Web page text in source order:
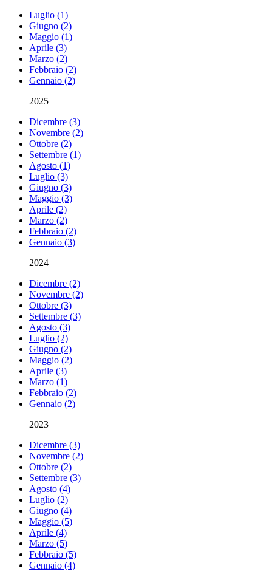
Luglio (1)
Giugno (2)
Maggio (1)
Aprile (3)
Marzo (2)
Febbraio (2)
Gennaio (2)
2025
Dicembre (3)
Novembre (2)
Ottobre (2)
Settembre (1)
Agosto (1)
Luglio (3)
Giugno (3)
Maggio (3)
Aprile (2)
Marzo (2)
Febbraio (2)
Gennaio (3)
2024
Dicembre (2)
Novembre (2)
Ottobre (3)
Settembre (3)
Agosto (3)
Luglio (2)
Giugno (2)
Maggio (2)
Aprile (3)
Marzo (1)
Febbraio (2)
Gennaio (2)
2023
Dicembre (3)
Novembre (2)
Ottobre (2)
Settembre (3)
Agosto (4)
Luglio (2)
Giugno (4)
Maggio (5)
Aprile (4)
Marzo (5)
Febbraio (5)
Gennaio (4)